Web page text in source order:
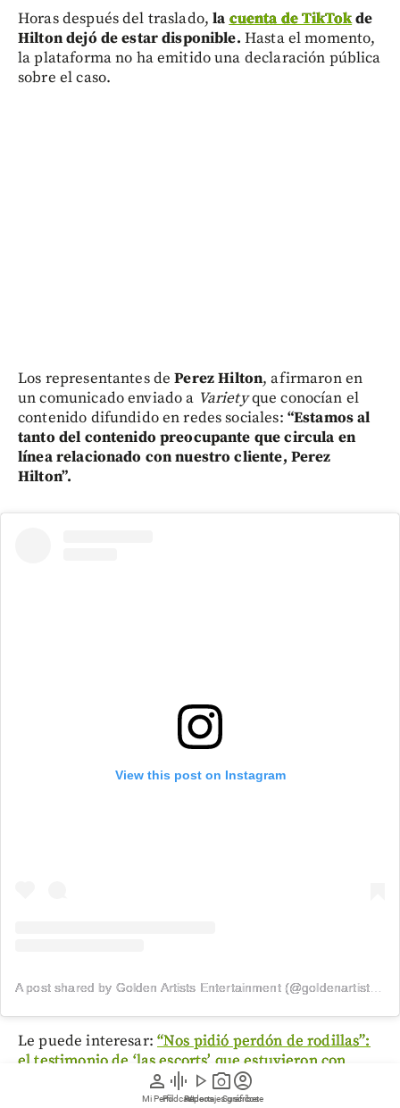
person
Mi Perfil
graphic_eq
Pódcast
play_arrow
Videos
photo_camera
Reportajes gráficos
account_circle
Suscríbete
Horas después del traslado,la cuenta de TikTokde
Hilton dejó de estar disponible. Hasta el momento,
la plataforma no ha emitido una declaración pública
sobre el caso.
Los representantes dePerez Hilton, afirmaron en
un comunicado enviado a Varietyque conocían el
contenido difundido en redes sociales: “Estamos al
tanto del contenido preocupante que circula en
línea relacionado con nuestro cliente, Perez
Hilton”.
View this post on Instagram
Le puede interesar: “Nos pidió perdón de rodillas”:
el testimonio de ‘las escorts’ que estuvieron con
Liam Payne antes de morir